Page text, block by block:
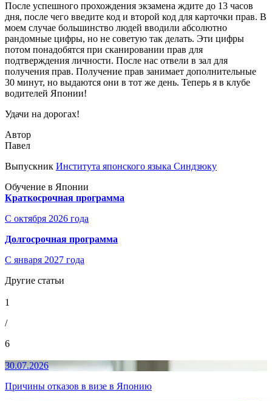
После успешного прохождения экзамена ждите до 13 часов
дня, после чего введите код и второй код для карточки прав. В
моем случае большинство людей вводили абсолютно
рандомные цифры, но не советую так делать. Эти цифры
потом понадобятся при сканировании прав для
подтверждения личности. После нас отвели в зал для
получения прав. Получение прав занимает дополнительные
30 минут, но выдаются они в тот же день. Теперь я в клубе
водителей Японии!
Удачи на дорогах!
Автор
Павел
Выпускник Института японского языка Синдзюку
Обучение в Японии
Краткосрочная программа
С октября 2026 года
Долгосрочная программа
С января 2027 года
Другие статьи
1
/
6
30.07.2026
Причины отказов в визе в Японию